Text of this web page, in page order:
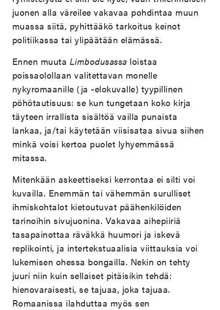
juonen alla väreilee vakavaa pohdintaa muun
muassa siitä, pyhittääkö tarkoitus keinot
politiikassa tai ylipäätään elämässä.
Ennen muuta Limbodusassa loistaa
poissaolollaan valitettavan monelle
nykyromaanille (ja -elokuvalle) tyypillinen
pöhötautisuus: se kun tungetaan koko kirja
täyteen irrallista sisältöä vailla punaista
lankaa, ja/tai käytetään viisisataa sivua siihen
minkä voisi kertoa puolet lyhyemmässä
mitassa.
Mitenkään askeettiseksi kerrontaa ei silti voi
kuvailla. Enemmän tai vähemmän surulliset
ihmiskohtalot kietoutuvat päähenkilöiden
tarinoihin sivujuonina. Vakavaa aihepiiriä
tasapainottaa räväkkä huumori ja iskevä
replikointi, ja intertekstuaalisia viittauksia voi
lukemisen ohessa bongailla. Nekin on tehty
juuri niin kuin sellaiset pitäisikin tehdä:
hienovaraisesti, se tajuaa, joka tajuaa.
Romaanissa ilahduttaa myös sen